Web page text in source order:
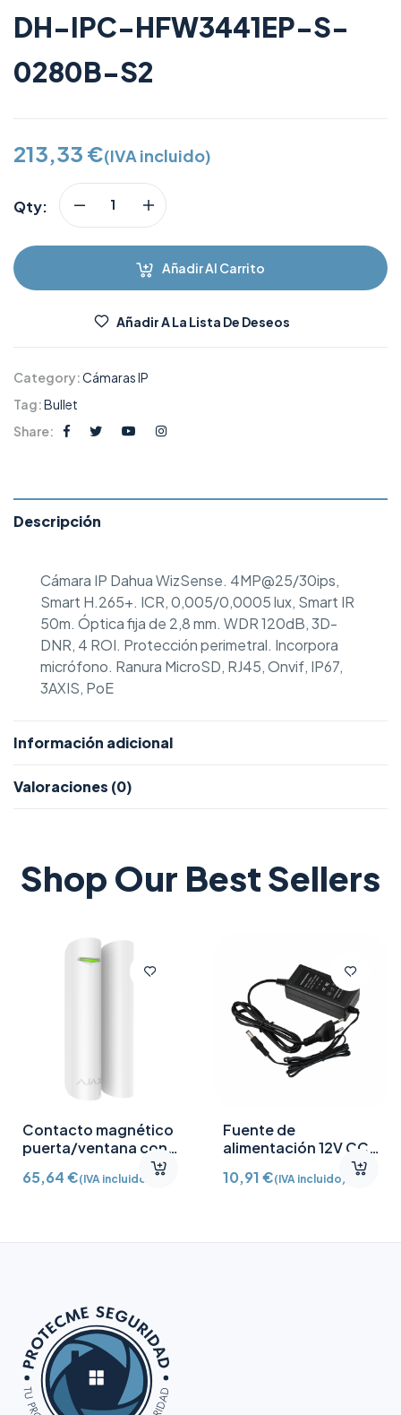
DH-IPC-HFW3441EP-S-
0280B-S2
213,33 €(IVA incluido)
Qty:
Añadir Al Carrito
Añadir A La Lista De Deseos
Category:Cámaras IP
Tag:Bullet
Share:
Descripción
Cámara IP Dahua WizSense. 4MP@25/30ips,
Smart H.265+. ICR, 0,005/0,0005 lux, Smart IR
50m. Óptica fija de 2,8 mm. WDR 120dB, 3D-
DNR, 4 ROI. Protección perimetral. Incorpora
micrófono. Ranura MicroSD, RJ45, Onvif, IP67,
3AXIS, PoE
Información adicional
Valoraciones (0)
Shop Our Best Sellers
Contacto magnético
puerta/ventana con
Detector vibración e
inclinación AJ-
65,64€(IVA incluido)
Fuente de
alimentación 12V CC
10,91€(IVA incluido)